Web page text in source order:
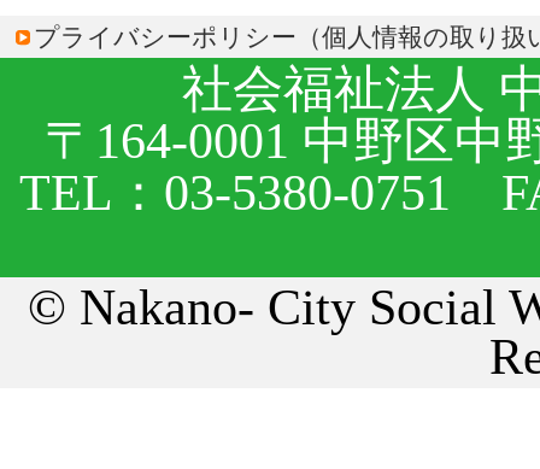
プライバシーポリシー（個人情報の取り扱
社会福祉法人
〒164-0001 中野区中
TEL：03-5380-0751
© Nakano- City Social